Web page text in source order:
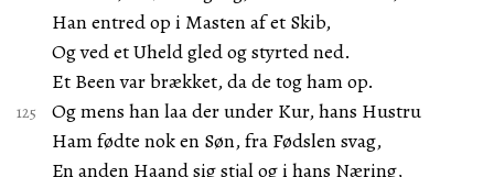
Han entred op i Masten af et Skib,
Og ved et Uheld gled og styrted ned.
Et Been var brækket, da de tog ham op.
Og mens han laa der under Kur, hans Hustru
Ham fødte nok en Søn, fra Fødslen svag,
En anden Haand sig stjal og i hans Næring,